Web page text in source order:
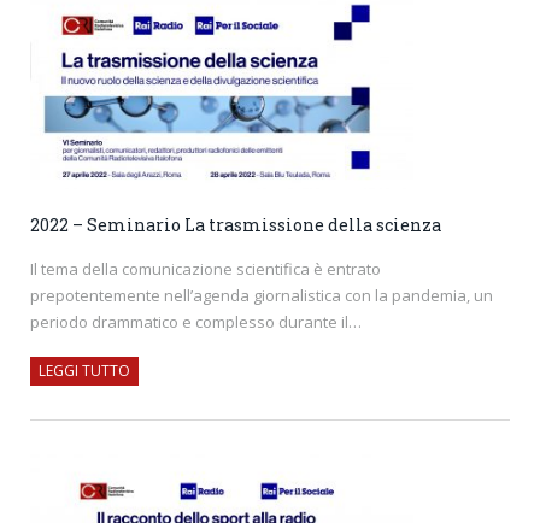
2022 – Seminario La trasmissione della scienza
Il tema della comunicazione scientifica è entrato
prepotentemente nell’agenda giornalistica con la pandemia, un
periodo drammatico e complesso durante il…
LEGGI TUTTO